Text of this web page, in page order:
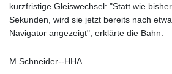
kurzfristige Gleiswechsel: "Statt wie
Sekunden, wird sie jetzt bereits nach
Navigator angezeigt", erklärte die Bahn.
M.Schneider--HHA